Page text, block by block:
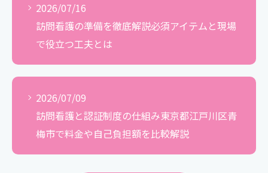
2026/07/16
訪問看護の準備を徹底解説必須アイテムと現場
で役立つ工夫とは
2026/07/09
訪問看護と認証制度の仕組み東京都江戸川区青
梅市で料金や自己負担額を比較解説